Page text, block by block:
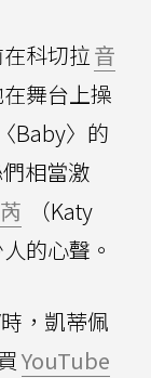
科切拉音
舞台上操
Baby〉的
相當激
（Katy
的心聲。
，凱蒂佩
YouTube